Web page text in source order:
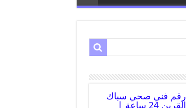
رقم فني صحي سباك
القرين 24 ساعة |